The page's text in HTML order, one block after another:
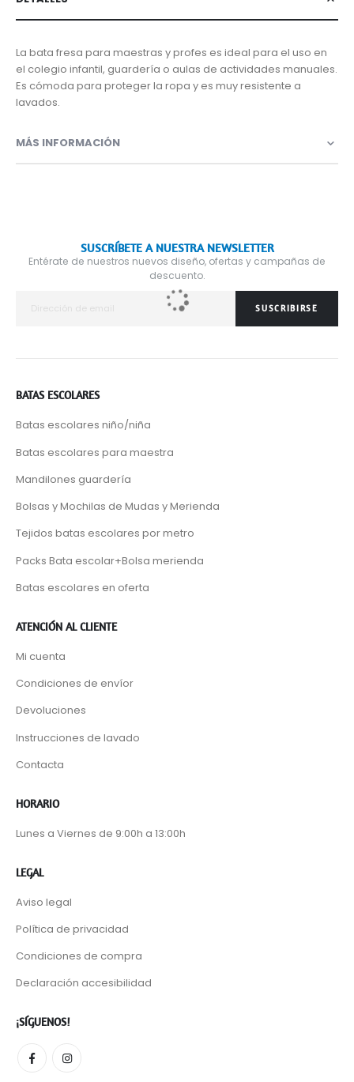
La bata fresa para maestras y profes es ideal para el uso en
el colegio infantil, guardería o aulas de actividades manuales.
Es cómoda para proteger la ropa y es muy resistente a
lavados.
MÁS INFORMACIÓN
SUSCRÍBETE A NUESTRA NEWSLETTER
Entérate de nuestros nuevos diseño, ofertas y campañas de
descuento.
SUSCRIBIRSE
BATAS ESCOLARES
Batas escolares niño/niña
Batas escolares para maestra
Mandilones guardería
Bolsas y Mochilas de Mudas y Merienda
Tejidos batas escolares por metro
Packs Bata escolar+Bolsa merienda
Batas escolares en oferta
ATENCIÓN AL CLIENTE
Mi cuenta
Condiciones de envíor
Devoluciones
Instrucciones de lavado
Contacta
HORARIO
Lunes a Viernes de 9:00h a 13:00h
LEGAL
Aviso legal
Política de privacidad
Condiciones de compra
Declaración accesibilidad
¡SÍGUENOS!